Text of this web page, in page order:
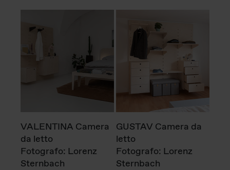
VALENTINA Camera
da letto
Fotografo: Lorenz
Sternbach
GUSTAV Camera da
letto
Fotografo: Lorenz
Sternbach